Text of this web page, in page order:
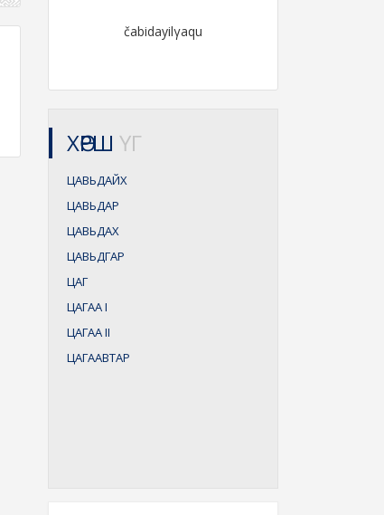
čabidayilγaqu
ХӨРШ ҮГ
ЦАВЬДАЙХ
ЦАВЬДАР
ЦАВЬДАХ
ЦАВЬДГАР
ЦАГ
ЦАГААI
ЦАГААII
ЦАГААВТАР